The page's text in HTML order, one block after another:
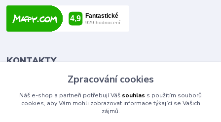
KONTAKTY
Tomáš Vlček
+420 702 090 443
volejte od 9,00 - 20,00 hod
Zpracování cookies
Náš e-shop a partneři potřebují Váš souhlas s použitím souborů
cookies, aby Vám mohli zobrazovat informace týkající se Vašich
zájmů.